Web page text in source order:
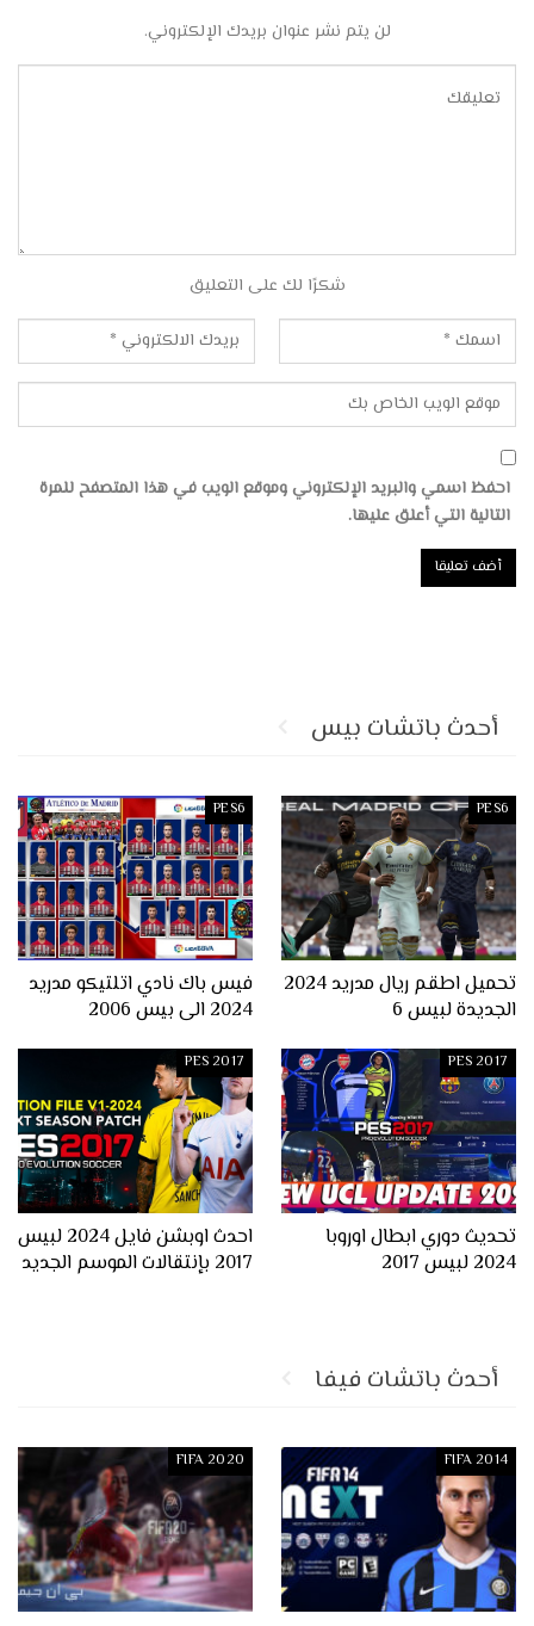
لن يتم نشر عنوان بريدك الإلكتروني.
شكرًا لك على التعليق
احفظ اسمي والبريد الإلكتروني وموقع الويب في هذا المتصفح للمرة
التالية التي أعلق عليها.
أحدث باتشات بيس
PES6
تحميل اطقم ريال مدريد 2024
الجديدة لبيس 6
PES6
فيس باك نادي اتلتيكو مدريد
2024 الى بيس 2006
PES 2017
تحديث دوري ابطال اوروبا
2024 لبيس 2017
PES 2017
احدث اوبشن فايل 2024 لبيس
2017 بإنتقالات الموسم الجديد
أحدث باتشات فيفا
FIFA 2014
FIFA 2020